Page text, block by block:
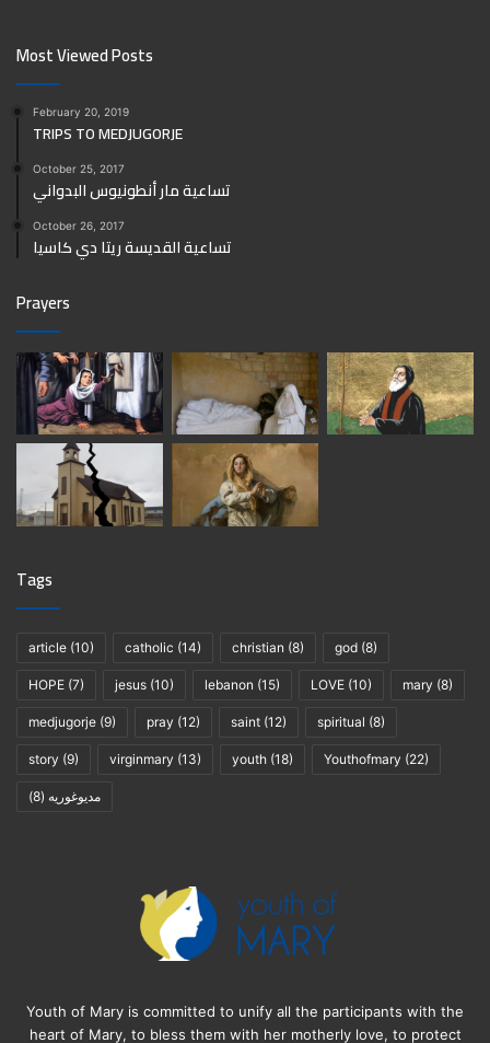
Most Viewed Posts
February 20, 2019
TRIPS TO MEDJUGORJE
October 25, 2017
تساعية مار أنطونيوس البدواني
October 26, 2017
تساعية القديسة ريتا دي كاسيا
Prayers
Tags
article (10) catholic (14) christian (8) god (8)
HOPE (7) jesus (10) lebanon (15) LOVE (10) mary (8)
medjugorje (9) pray (12) saint (12) spiritual (8)
story (9) virginmary (13) youth (18) Youthofmary (22)
مديوغوريه (8)
Youth of Mary is committed to unify all the participants with the
heart of Mary, to bless them with her motherly love, to protect